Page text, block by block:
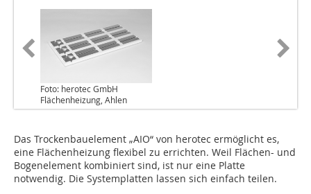
Foto: herotec GmbH
Flächenheizung, Ahlen
Das Trockenbauelement „AIO“ von herotec ermöglicht es,
eine Flächenheizung flexibel zu errichten. Weil Flächen- und
Bogenelement kombiniert sind, ist nur eine Platte
notwendig. Die Systemplatten lassen sich einfach teilen.